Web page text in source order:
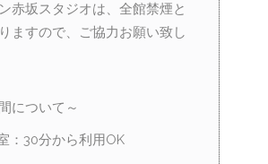
赤坂スタジオは、全館禁煙と
ますので、ご協力お願い致し
について～
：30分から利用OK